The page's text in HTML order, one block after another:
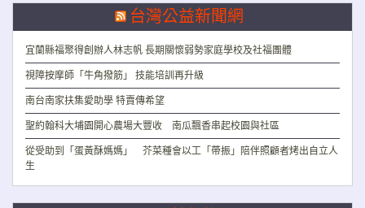
台灣公益新聞網
宜蘭縣福聚得創辦人林志帆 長期關懷弱勢家庭學校及社福團體
視障按摩師「牛角撥筋」 技能培訓再升級
南台南家扶集愛助學 特賣傳希望
聖約翰科大埔園開心農場大豐收 南瓜飄香串起校園與社區
從受助到「蛋黃酥媽媽」 芥菜種會以工「帶振」陪伴照顧者烤出自立人
生